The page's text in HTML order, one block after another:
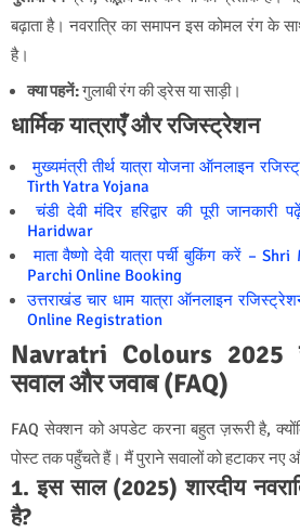
बढ़ाता है। नवरात्रि का समापन इस कोमल रंग के
है।
क्या पहनें:गुलाबी रंग की ड्रेस या साड़ी।
धार्मिक यात्राएँ और रजिस्ट्रेशन
मुख्यमंत्री तीर्थ यात्रा योजना ऑनलाइन
Tirth Yatra Yojana
चंडी देवी मंदिर हरिद्वार की पूरी
Haridwar
माता वैष्णो देवी यात्रा पर्ची बुकिंग करें –
Parchi Online Booking
उत्तराखंड चार धाम यात्रा ऑनलाइन
Online Registration
Navratri Colours
सवाल और जवाब (FAQ)
FAQ सेक्शन को अपडेट करना बहुत ज़रूरी है,
पोस्ट तक पहुँचते हैं। मैं पुराने सवालों को हटाकर नए
1. इस साल (2025) शारदीय
है?